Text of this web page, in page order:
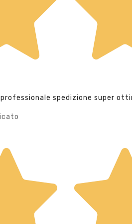
spedizione super